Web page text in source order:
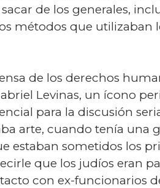
de los generales,
métodos que utilizaban
de los derechos
Levinas, un ícono
para la discusión
arte, cuando tenía una
estaban sometidos los
que los judíos eran
con ex-funcionarios